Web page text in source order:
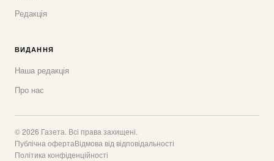
Редакція
ВИДАННЯ
Наша редакція
Про нас
© 2026 Газета. Всі права захищені.
Публічна офертаВідмова від відповідальності
Політика конфіденційності